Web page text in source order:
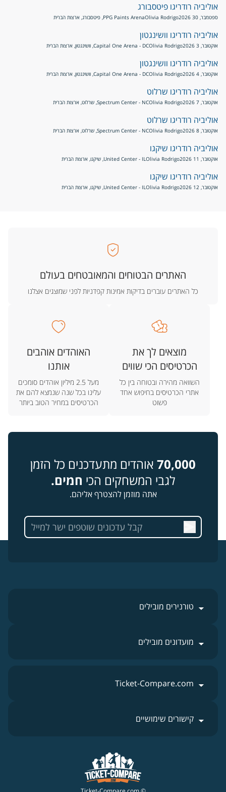
אוליביה רודריגו פיטסבורג
ספטמבר, 30 2026 Olivia RodrigoPPG Paints Arena, פיטסבורג, ארצות הברית
אוליביה רודריגו וושינגטון
אוקטובר, 3 2026 Olivia RodrigoCapital One Arena - DC, וושינגטון, ארצות הברית
אוליביה רודריגו וושינגטון
אוקטובר, 4 2026 Olivia RodrigoCapital One Arena - DC, וושינגטון, ארצות הברית
אוליביה רודריגו שרלוט
אוקטובר, 7 2026 Olivia RodrigoSpectrum Center - NC, שרלוט, ארצות הברית
אוליביה רודריגו שרלוט
אוקטובר, 8 2026 Olivia RodrigoSpectrum Center - NC, שרלוט, ארצות הברית
אוליביה רודריגו שיקגו
אוקטובר, 11 2026 Olivia RodrigoUnited Center - IL, שיקגו, ארצות הברית
אוליביה רודריגו שיקגו
אוקטובר, 12 2026 Olivia RodrigoUnited Center - IL, שיקגו, ארצות הברית
האתרים הבטוחים והמאובטחים בעולם
כל האתרים עוברים בדיקות אמינות קפדניות לפני שמוצגים אצלנו
מוצאים לך את
הכרטיסים הכי שווים
השוואה מהירה ובטוחה בין כל
אתרי הכרטיסים בחיפוש אחד
פשוט
האוהדים אוהבים
אותנו
מעל 2.5 מיליון אוהדים סומכים
עלינו בכל שנה שנמצא להם את
הכרטיסים במחיר הטוב ביותר
70,000 אוהדים מתעדכנים כל הזמן
לגבי המשחקים הכי חמים.
אתה מוזמן להצטרף אליהם.
טורנירים מובילים
מועדונים מובילים
Ticket-Compare.com
קישורים שימושיים